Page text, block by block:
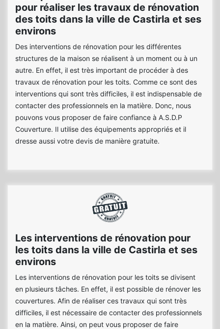
pour réaliser les travaux de rénovation
des toits dans la ville de Castirla et ses
environs
Des interventions de rénovation pour les différentes
structures de la maison se réalisent à un moment ou à un
autre. En effet, il est très important de procéder à des
travaux de rénovation pour les toits. Comme ce sont des
interventions qui sont très difficiles, il est indispensable de
contacter des professionnels en la matière. Donc, nous
pouvons vous proposer de faire confiance à A.S.D.P
Couverture. Il utilise des équipements appropriés et il
dresse aussi votre devis de manière gratuite.
Les interventions de rénovation pour
les toits dans la ville de Castirla et ses
environs
Les interventions de rénovation pour les toits se divisent
en plusieurs tâches. En effet, il est possible de rénover les
couvertures. Afin de réaliser ces travaux qui sont très
difficiles, il est nécessaire de contacter des professionnels
en la matière. Ainsi, on peut vous proposer de faire